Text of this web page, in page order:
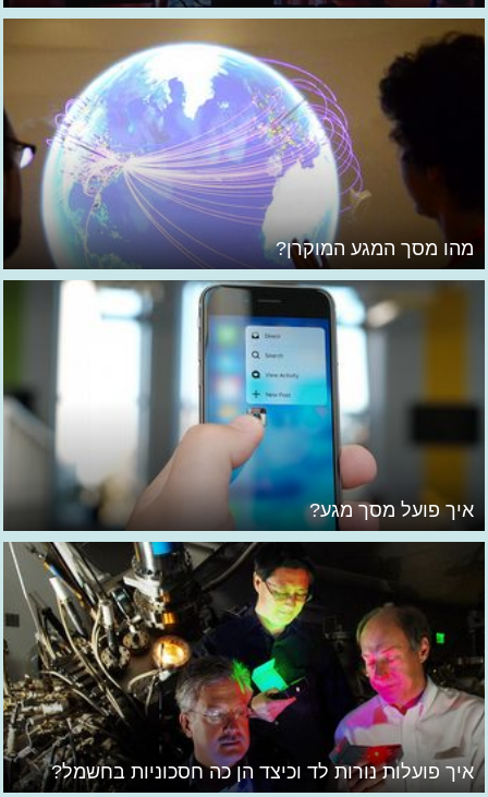
מהו מסך המגע המוקרן?
איך פועל מסך מגע?
איך פועלות נורות לד וכיצד הן כה חסכוניות בחשמל?